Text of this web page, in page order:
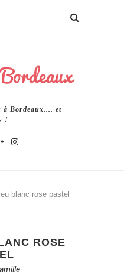
à Bordeaux.... et
!
blanc rose pastel
ROSE